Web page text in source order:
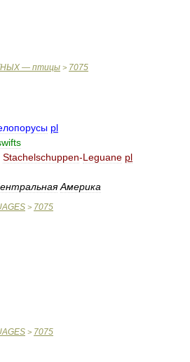
— птицы > 7075
pl
Stachelschuppen-Leguane pl
Америка
> 7075
> 7075